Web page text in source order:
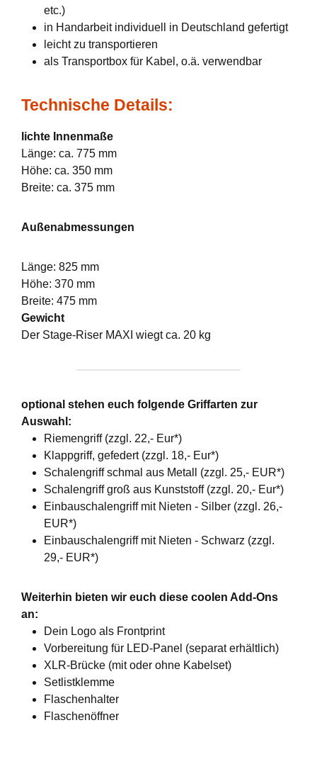
etc.)
in Handarbeit individuell in Deutschland gefertigt
leicht zu transportieren
als Transportbox für Kabel, o.ä. verwendbar
Technische Details:
lichte Innenmaße
Länge: ca. 775 mm
Höhe: ca. 350 mm
Breite: ca. 375 mm
Außenabmessungen
Länge: 825 mm
Höhe: 370 mm
Breite: 475 mm
Gewicht
Der Stage-Riser MAXI wiegt ca. 20 kg
optional stehen euch folgende Griffarten zur
Auswahl:
Riemengriff (zzgl. 22,- Eur*)
Klappgriff, gefedert (zzgl. 18,- Eur*)
Schalengriff schmal aus Metall (zzgl. 25,- EUR*)
Schalengriff groß aus Kunststoff (zzgl. 20,- Eur*)
Einbauschalengriff mit Nieten - Silber (zzgl. 26,-
EUR*)
Einbauschalengriff mit Nieten - Schwarz (zzgl.
29,- EUR*)
Weiterhin bieten wir euch diese coolen Add-Ons
an:
Dein Logo als Frontprint
Vorbereitung für LED-Panel (separat erhältlich)
XLR-Brücke (mit oder ohne Kabelset)
Setlistklemme
Flaschenhalter
Flaschenöffner